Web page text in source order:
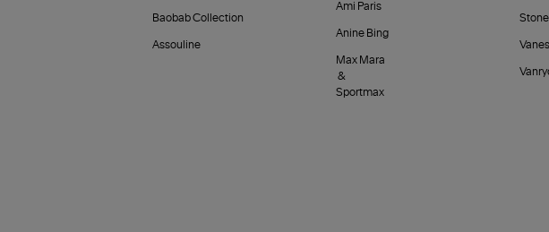
Baobab Collection
Assouline
Ami Paris
Anine Bing
Max Mara
&
Sportmax